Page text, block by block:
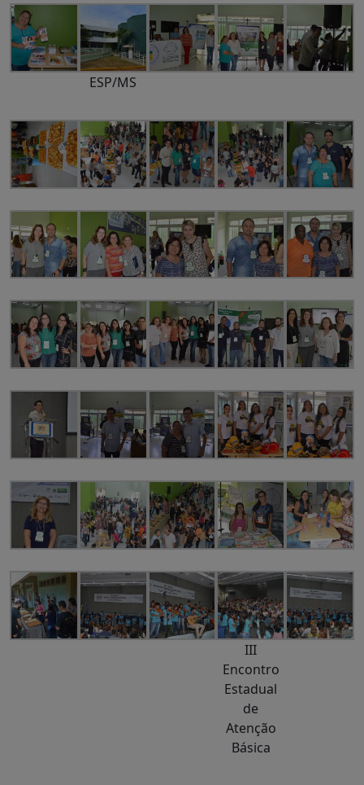
ESP/MS
III
Encontro
Estadual
de
Atenção
Básica